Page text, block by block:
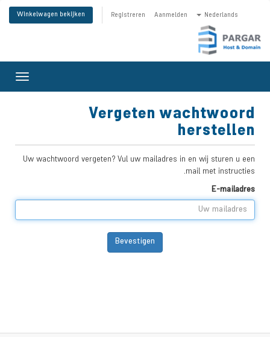
Nederlands
Aanmelden
Registreren
Winkelwagen bekijken
Vergeten wachtwoord
herstellen
Uw wachtwoord vergeten? Vul uw mailadres in en wij sturen u een
mail met instructies.
E-mailadres
Bevestigen